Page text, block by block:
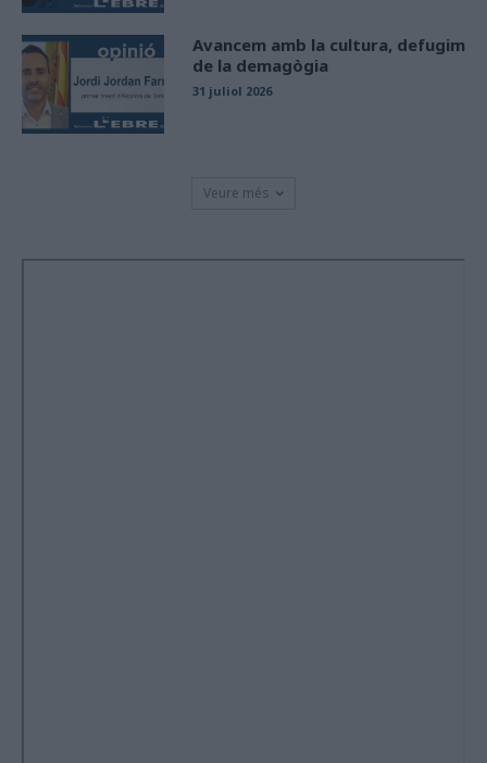
Avancem amb la cultura, defugim
de la demagògia
31 juliol 2026
Veure més